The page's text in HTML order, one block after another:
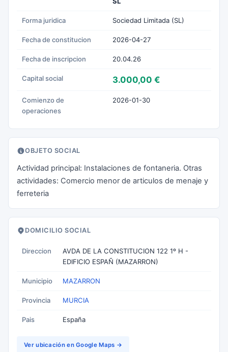
Forma juridica Sociedad Limitada (SL)
Fecha de constitucion 2026-04-27
Fecha de inscripcion 20.04.26
Capital social 3.000,00 €
Comienzo de
operaciones
2026-01-30
OBJETO SOCIAL
Actividad principal: Instalaciones de fontaneria. Otras
actividades: Comercio menor de articulos de menaje y
ferreteria
DOMICILIO SOCIAL
Direccion
AVDA DE LA CONSTITUCION 122 1º H -
EDIFICIO ESPAÑ (MAZARRON)
Municipio MAZARRON
Provincia MURCIA
Pais España
Ver ubicación en Google Maps →